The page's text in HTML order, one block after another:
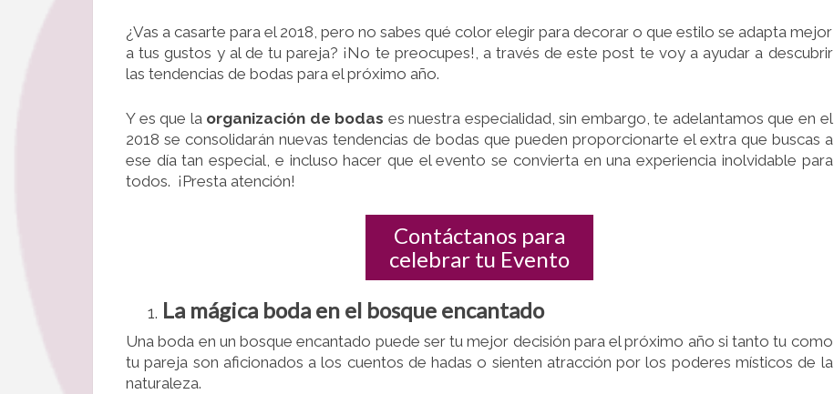
¿Vas a casarte para el 2018, pero no sabes qué color elegir para decorar o que estilo se adapta mejor
a tus gustos y al de tu pareja? ¡No te preocupes!, a través de este post te voy a ayudar a descubrir
las tendencias de bodas para el próximo año.
Y es que la organización de bodas es nuestra especialidad, sin embargo, te adelantamos que en el
2018 se consolidarán nuevas tendencias de bodas que pueden proporcionarte el extra que buscas a
ese día tan especial, e incluso hacer que el evento se convierta en una experiencia inolvidable para
todos. ¡Presta atención!
Contáctanos para
celebrar tu Evento
La mágica boda en el bosque encantado
Una boda en un bosque encantado puede ser tu mejor decisión para el próximo año si tanto tu como
tu pareja son aficionados a los cuentos de hadas o sienten atracción por los poderes místicos de la
naturaleza.